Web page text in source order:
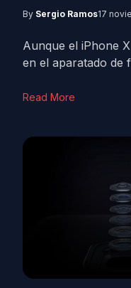
By Sergio Ramos17
Aunque el iPhone
en el aparatado de
Read More